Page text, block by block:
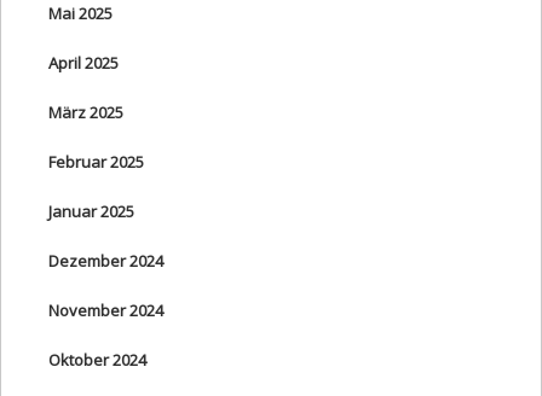
Mai 2025
April 2025
März 2025
Februar 2025
Januar 2025
Dezember 2024
November 2024
Oktober 2024